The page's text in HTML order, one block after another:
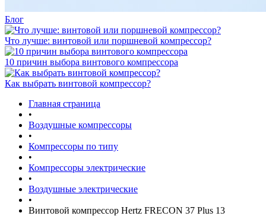
Блог
Что лучше: винтовой или поршневой компрессор?
10 причин выбора винтового компрессора
Как выбрать винтовой компрессор?
Главная страница
•
Воздушные компрессоры
•
Компрессоры по типу
•
Компрессоры электрические
•
Воздушные электрические
•
Винтовой компрессор Hertz FRECON 37 Plus 13